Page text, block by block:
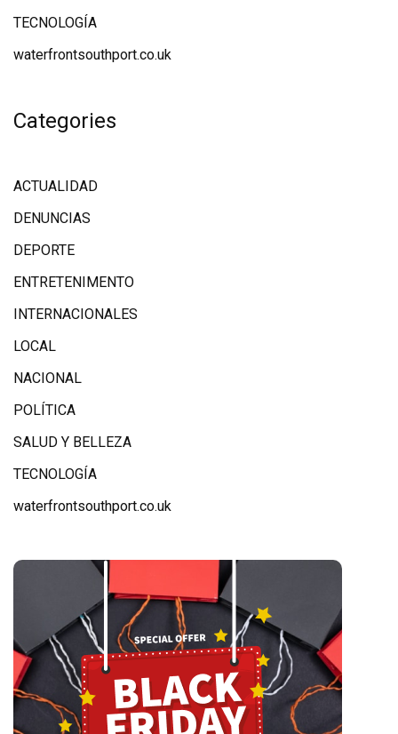
TECNOLOGÍA
waterfrontsouthport.co.uk
Categories
ACTUALIDAD
DENUNCIAS
DEPORTE
ENTRETENIMENTO
INTERNACIONALES
LOCAL
NACIONAL
POLÍTICA
SALUD Y BELLEZA
TECNOLOGÍA
waterfrontsouthport.co.uk